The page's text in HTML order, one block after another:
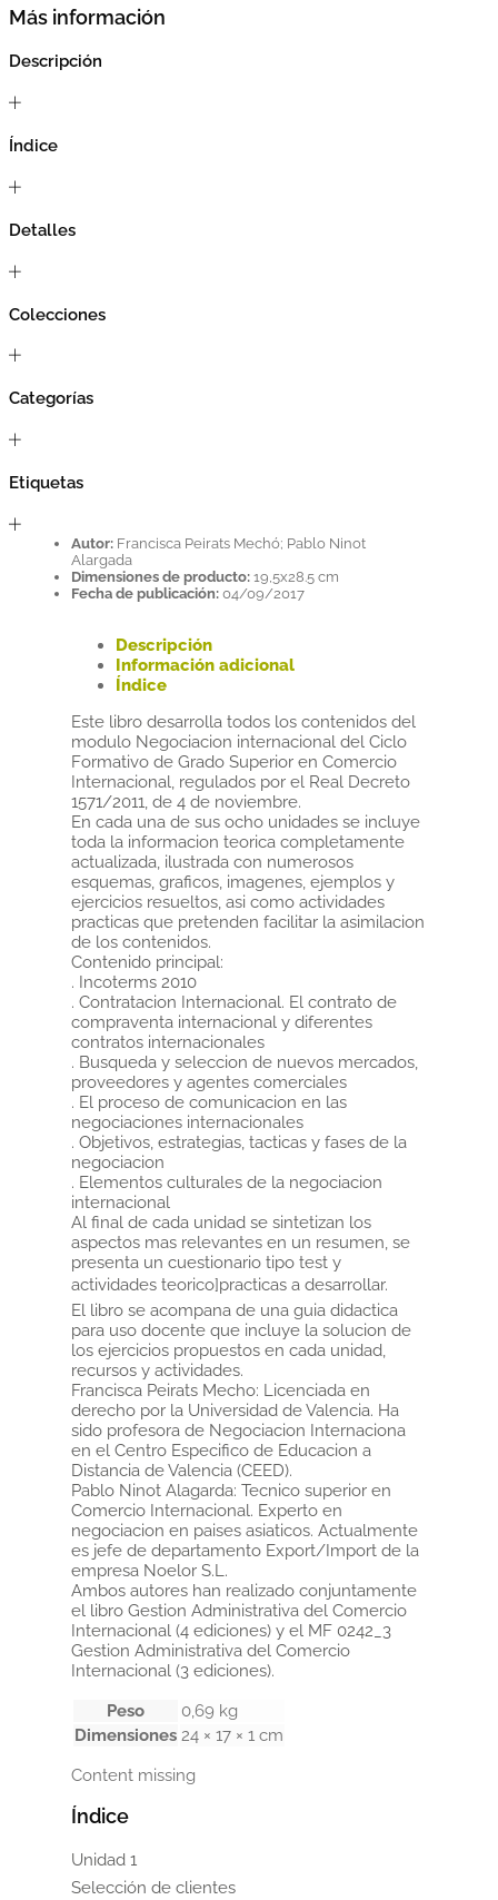
Más información
Descripción
Índice
Detalles
Colecciones
Categorías
Etiquetas
Autor: Francisca Peirats Mechó; Pablo Ninot
Alargada
Dimensiones de producto: 19,5x28.5 cm
Fecha de publicación: 04/09/2017
Descripción
Información adicional
Índice
Este libro desarrolla todos los contenidos del
modulo Negociacion internacional del Ciclo
Formativo de Grado Superior en Comercio
Internacional, regulados por el Real Decreto
1571/2011, de 4 de noviembre.
En cada una de sus ocho unidades se incluye
toda la informacion teorica completamente
actualizada, ilustrada con numerosos
esquemas, graficos, imagenes, ejemplos y
ejercicios resueltos, asi como actividades
practicas que pretenden facilitar la asimilacion
de los contenidos.
Contenido principal:
. Incoterms 2010
. Contratacion Internacional. El contrato de
compraventa internacional y diferentes
contratos internacionales
. Busqueda y seleccion de nuevos mercados,
proveedores y agentes comerciales
. El proceso de comunicacion en las
negociaciones internacionales
. Objetivos, estrategias, tacticas y fases de la
negociacion
. Elementos culturales de la negociacion
internacional
Al final de cada unidad se sintetizan los
aspectos mas relevantes en un resumen, se
presenta un cuestionario tipo test y
actividades teorico]practicas a desarrollar.
El libro se acompana de una guia didactica
para uso docente que incluye la solucion de
los ejercicios propuestos en cada unidad,
recursos y actividades.
Francisca Peirats Mecho: Licenciada en
derecho por la Universidad de Valencia. Ha
sido profesora de Negociacion Internaciona
en el Centro Especifico de Educacion a
Distancia de Valencia (CEED).
Pablo Ninot Alagarda: Tecnico superior en
Comercio Internacional. Experto en
negociacion en paises asiaticos. Actualmente
es jefe de departamento Export/Import de la
empresa Noelor S.L.
Ambos autores han realizado conjuntamente
el libro Gestion Administrativa del Comercio
Internacional (4 ediciones) y el MF 0242_3
Gestion Administrativa del Comercio
Internacional (3 ediciones).
Peso
0,69 kg
Dimensiones 24 × 17 × 1 cm
Content missing
Índice
Unidad 1
Selección de clientes